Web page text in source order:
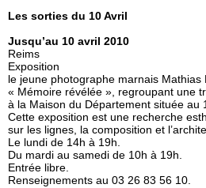
Les sorties du 10 Avril
Jusqu’au 10 avril 2010
Reims
Exposition
le jeune photographe marnais Mathias
« Mémoire révélée », regroupant une
à la Maison du Département située au
Cette exposition est une recherche
sur les lignes, la composition et
Le lundi de 14h à 19h.
Du mardi au samedi de 10h à 19h.
Entrée libre.
Renseignements au 03 26 83 56 10.